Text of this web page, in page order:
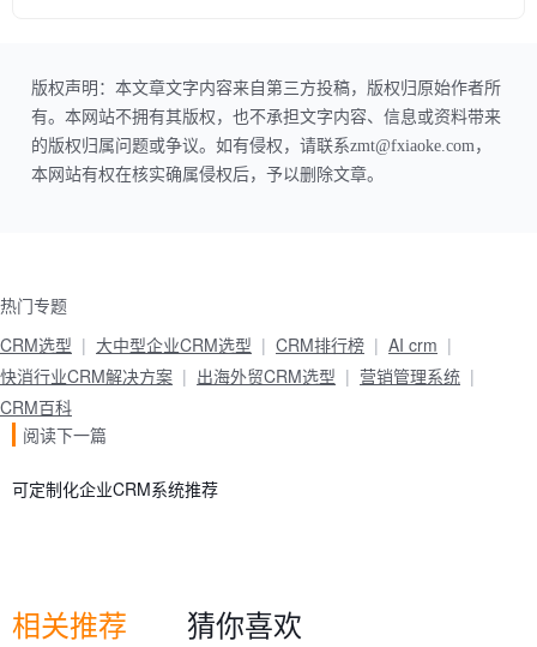
版权声明：本文章文字内容来自第三方投稿，版权归原始作者所
有。本网站不拥有其版权，也不承担文字内容、信息或资料带来
的版权归属问题或争议。如有侵权，请联系zmt@fxiaoke.com，
本网站有权在核实确属侵权后，予以删除文章。
热门专题
CRM选型
大中型企业CRM选型 CRM排行榜
AI crm
快消行业CRM解决方案
出海外贸CRM选型
营销管理系统
CRM百科
阅读下一篇
可定制化企业CRM系统推荐
相关推荐 猜你喜欢